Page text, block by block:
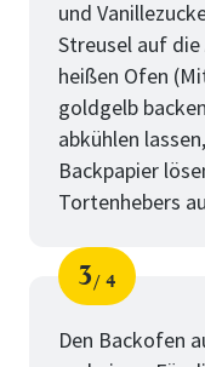
und
Streusel auf
heißen Ofen
goldgelb
abkühlen
Backpapier
Tortenhebers
Schritt
3
von
4
Den Backofen